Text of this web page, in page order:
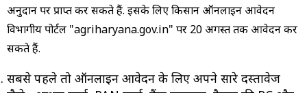
अनुदान पर प्राप्त कर सकते हैं. इसके लिए किसान ऑनलाइन आवेदन
विभागीय पोर्टल "agriharyana.gov.in" पर 20 अगस्त तक आवेदन कर
सकते हैं.
सबसे पहले तो ऑनलाइन आवेदन के लिए अपने सारे दस्तावेज